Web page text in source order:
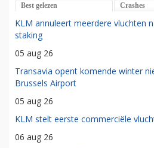
Best gelezen Crashes
KLM annuleert meerdere vluchten
staking
05 aug 26
Transavia opent komende winter
Brussels Airport
05 aug 26
KLM stelt eerste commerciële
06 aug 26